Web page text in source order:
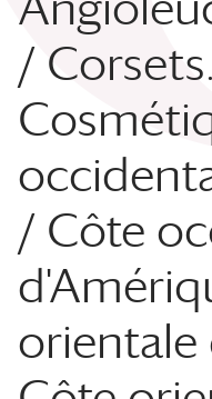
/
/ Côte
orientale